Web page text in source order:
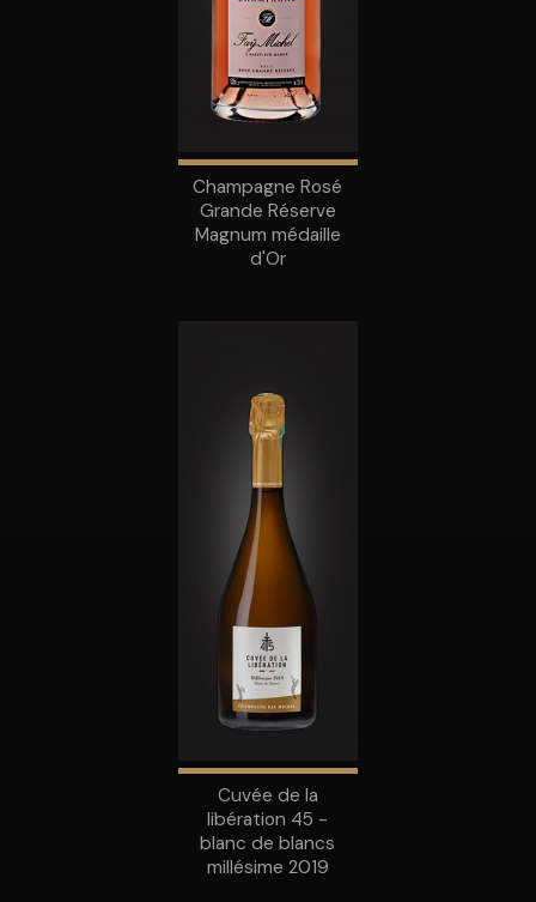
Champagne Rosé
Grande Réserve
Magnum médaille
d'Or
Cuvée de la
libération 45 -
blanc de blancs
millésime 2019